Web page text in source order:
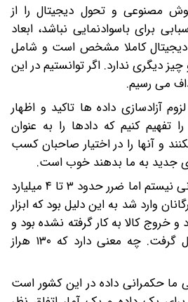
مصنوعی و تحول دیجیتال را از
برای باسوادنمایی نباشد، ابعاد
کاملا مشخص است و شامل
دیگری ندارد. اگر توانستیم در این
می رسیم.
آزادسازی داده ها تاکید و اظهار
تفهیم کنیم که دادها را به عنوان
و آنها را در اختیار صاحبان کسب
جدید به ما بدهند خوب است.
صدر گفت: من آدم بازرگانی نیستم اما ضرر حدود ۳ تا ۴ میلیارد
وارد شد به این دلیل بود که ابزار
خروج کالا به کار گرفته نشده بود و
فاجعه‌ای این چنین شکل گرفت. چه معنی دارد که ۱۳۰ هراز
ما حکمرانی داده در این کشور است